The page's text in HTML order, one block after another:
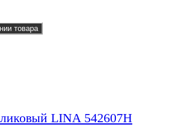
товара
LINA 542607H